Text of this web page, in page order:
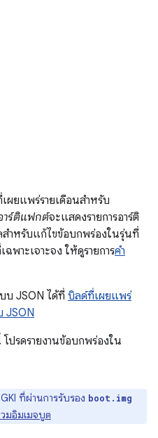
ผยแพร่รายเดือนสำหรับ
าร์ติแฟกต์จะแสดงรายการอาร์ติ
สำหรับแก้ไขข้อบกพร่องในรุ่นที่
พาะเจาะจง ให้ดูรายการคำ
JSON ได้ที่ บิลด์ที่เผยแพร่
JSON
ปรดรายงานข้อบกพร่องใน
ที่ผ่านการรับรอง boot.img
มอิมเมจบูต